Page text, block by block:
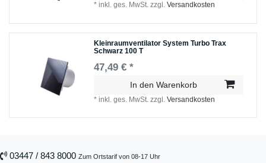
*inkl. ges. MwSt. zzgl.Versandkosten
Kleinraumventilator System Turbo Trax
Schwarz 100 T
47,49 € *
In den Warenkorb
*inkl. ges. MwSt. zzgl.Versandkosten
03447 / 843 8000 Zum Ortstarif von 08-17 Uhr